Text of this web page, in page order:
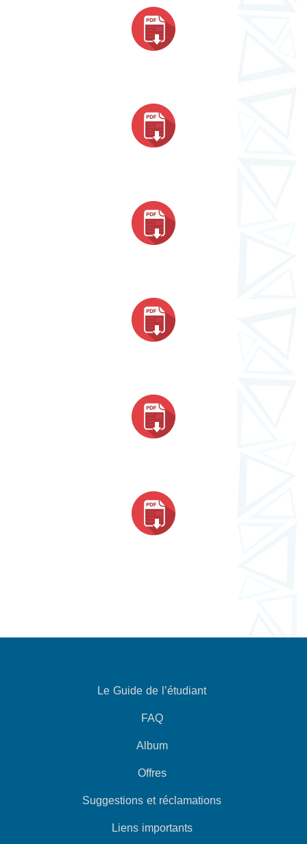
Le Guide de l’étudiant
FAQ
Album
Offres
Suggestions et réclamations
Liens importants